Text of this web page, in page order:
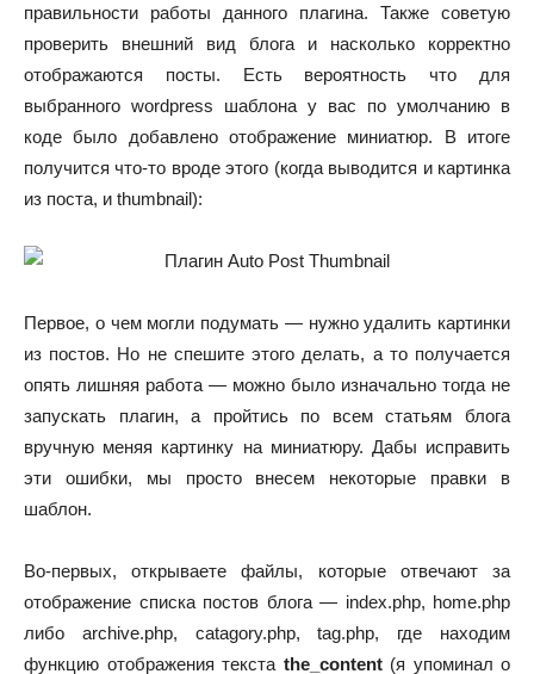
правильности работы данного плагина. Также советую
проверить внешний вид блога и насколько корректно
отображаются посты. Есть вероятность что для
выбранного wordpress шаблона у вас по умолчанию в
коде было добавлено отображение миниатюр. В итоге
получится что-то вроде этого (когда выводится и картинка
из поста, и thumbnail):
Первое, о чем могли подумать — нужно удалить картинки
из постов. Но не спешите этого делать, а то получается
опять лишняя работа — можно было изначально тогда не
запускать плагин, а пройтись по всем статьям блога
вручную меняя картинку на миниатюру. Дабы исправить
эти ошибки, мы просто внесем некоторые правки в
шаблон.
Во-первых, открываете файлы, которые отвечают за
отображение списка постов блога — index.php, home.php
либо archive.php, catagory.php, tag.php, где находим
функцию отображения текста the_content(я упоминал о